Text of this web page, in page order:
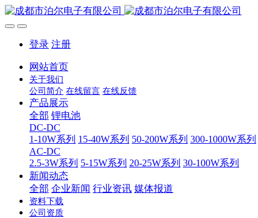
登录 注册
网站首页
关于我们
公司简介 在线留言 在线反馈
产品展示
全部 锂电池
DC-DC
1-10W系列 15-40W系列 50-200W系列 300-1000W系列
AC-DC
2.5-3W系列 5-15W系列 20-25W系列 30-100W系列
新闻动态
全部 企业新闻 行业资讯 媒体报道
资料下载
公司资质